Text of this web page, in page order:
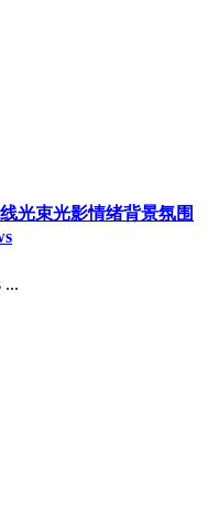
光束光影情绪背景氛围
...